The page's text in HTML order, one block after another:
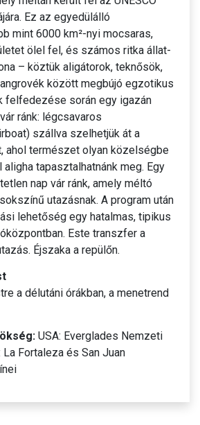
Ez az egyedülálló
mint 6000 km²-nyi mocsaras,
ölel fel, és számos ritka állat-
– köztük aligátorok, teknősök,
között megbújó egzotikus
felfedezése során egy igazán
ránk: légcsavaros
szállva szelhetjük át a
ahol természet olyan közelségbe
aligha tapasztalhatnánk meg. Egy
nap vár ránk, amely méltó
utazásnak. A program után
lehetőség egy hatalmas, tipikus
Este transzfer a
Éjszaka a repülőn.
a délutáni órákban, a menetrend
USA: Everglades Nemzeti
La Fortaleza és San Juan